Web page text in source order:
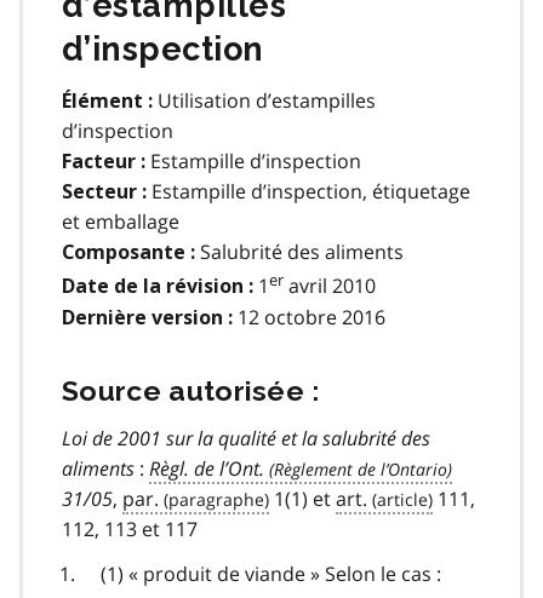
d’inspection
Élément : Utilisation d’estampilles
d’inspection
Facteur : Estampille d’inspection
Secteur : Estampille d’inspection, étiquetage
et emballage
Composante : Salubrité des aliments
Date de la révision : 1er avril 2010
Dernière version : 12 octobre 2016
Source autorisée :
Loi de 2001 sur la qualité et la salubrité des
aliments : Règl. de l’Ont.
31/05, par. 1(1) etart.
111,
112, 113 et 117
(1) « produit de viande » Selon le cas :